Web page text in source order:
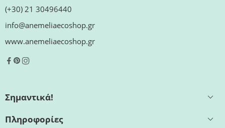
(+30) 21 30496440
info@anemeliaecoshop.gr
www.anemeliaecoshop.gr
Σημαντικά!
Πληροφορίες